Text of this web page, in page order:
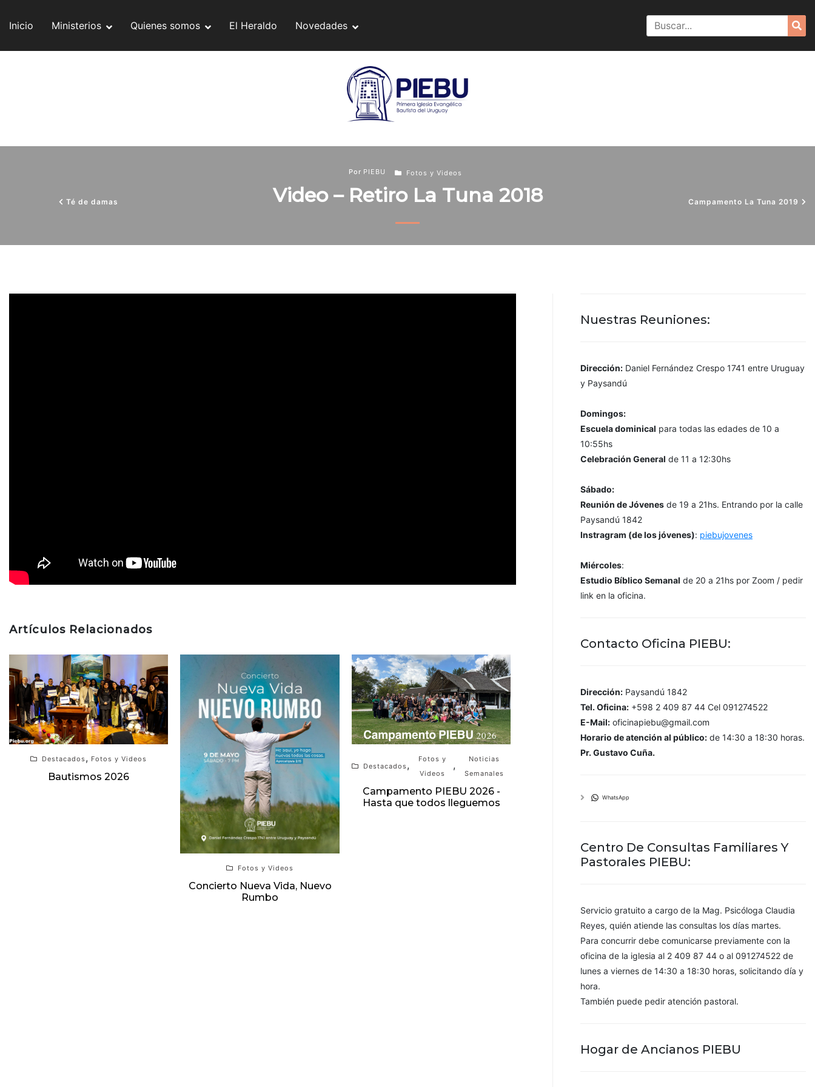
Inicio Ministerios Quienes somos El Heraldo Novedades
Search
for:
Té de damas
Por PIEBU Fotos y Videos
Video – Retiro La Tuna 2018 Campamento La Tuna 2019
Artículos Relacionados
Destacados, Fotos y Videos
Bautismos 2026
Fotos y Videos
Concierto Nueva Vida, Nuevo
Rumbo
Destacados,
Fotos y
Videos
,
Noticias
Semanales
Campamento PIEBU 2026 -
Hasta que todos lleguemos
Nuestras Reuniones:
Dirección: Daniel Fernández Crespo 1741 entre Uruguay
y Paysandú
Domingos:
Escuela dominical para todas las edades de 10 a
10:55hs
Celebración General de 11 a 12:30hs
Sábado:
Reunión de Jóvenes de 19 a 21hs. Entrando por la calle
Paysandú 1842
Instragram (de los jóvenes): piebujovenes
Miércoles:
Estudio Bíblico Semanal de 20 a 21hs por Zoom / pedir
link en la oficina.
Contacto Oficina PIEBU:
Dirección: Paysandú 1842
Tel. Oficina: +598 2 409 87 44 Cel 091274522
E-Mail: oficinapiebu@gmail.com
Horario de atención al público: de 14:30 a 18:30 horas.
Pr. Gustavo Cuña.
WhatsApp
Centro De Consultas Familiares Y
Pastorales PIEBU:
Servicio gratuito a cargo de la Mag. Psicóloga Claudia
Reyes, quién atiende las consultas los días martes.
Para concurrir debe comunicarse previamente con la
oficina de la iglesia al 2 409 87 44 o al 091274522 de
lunes a viernes de 14:30 a 18:30 horas, solicitando día y
hora.
También puede pedir atención pastoral.
Hogar de Ancianos PIEBU